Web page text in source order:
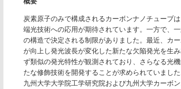
炭素原⼦のみで構成されるカーボンナノチューブ
端光技術への応⽤が期待されています。⼀⽅で、
の構造で決定される制限がありました。最近、カ
が向上し発光波⻑が変化した新たな⽋陥発光を⽣
ず類似の発光特性が観測されており、さらなる光
たな修飾技術を開発することが求められていました
九州⼤学⼤学院⼯学研究院および九州⼤学カーボ